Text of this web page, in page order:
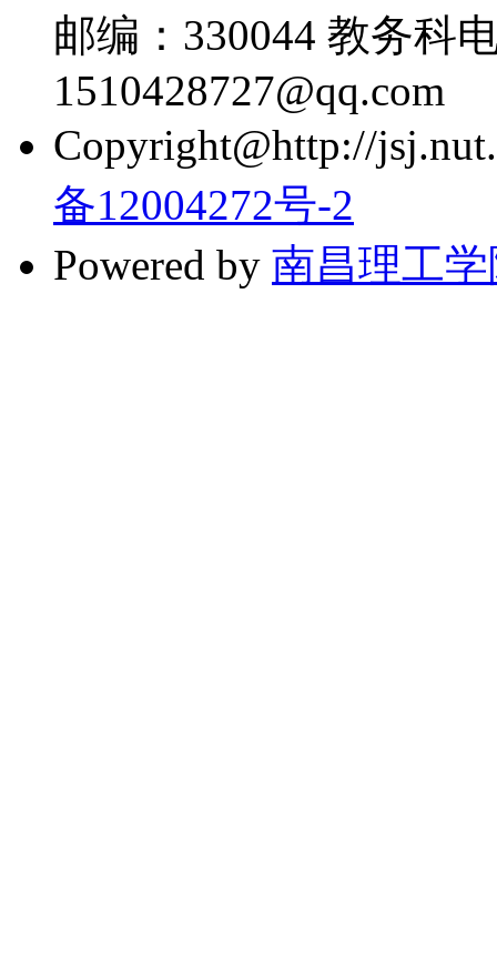
邮编：330044 教务科
1510428727@qq.com
Copyright@http://
备12004272号-2
Powered by 南昌理工